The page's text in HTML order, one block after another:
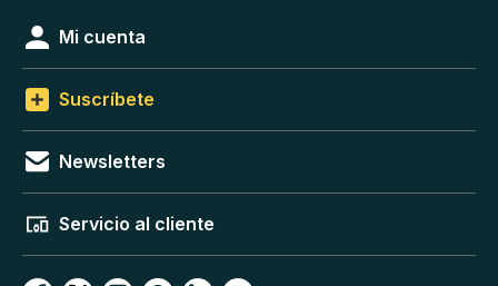
Mi cuenta
Suscríbete
Newsletters
Servicio al cliente